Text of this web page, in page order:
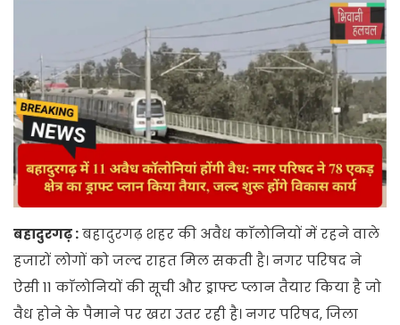
बहादुरगढ़ :बहादुरगढ़ शहर की अवैध काॅलोनियों में रहने वाले
हजारों लोगों को जल्द राहत मिल सकती है। नगर परिषद ने
ऐसी 11 काॅलोनियों की सूची और ड्राफ्ट प्लान तैयार किया है जो
वैध होने के पैमाने पर खरा उतर रही है। नगर परिषद, जिला